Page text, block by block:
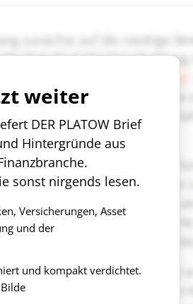
weiter
DER PLATOW Brief
Hintergründe aus
sonst nirgends lesen.
Versicherungen, Asset
und der
und kompakt verdichtet.